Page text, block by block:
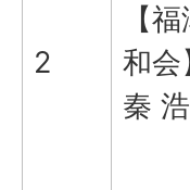
2
【
和会
秦 浩